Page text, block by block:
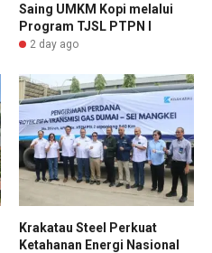
Saing UMKM Kopi melalui
Program TJSL PTPN I
2 day ago
Krakatau Steel Perkuat
Ketahanan Energi Nasional